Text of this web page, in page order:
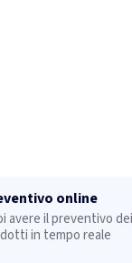
online
avere il preventivo
in tempo reale